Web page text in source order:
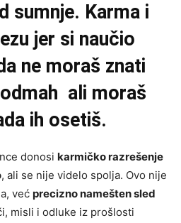
sumnje. Karma i
jer si naučio
ne moraš znati
ali moraš
ih osetiš.
donosi karmičko razrešenje
, ali se nije videlo spolja. Ovo nije
već precizno namešten sled
misli i odluke iz prošlosti